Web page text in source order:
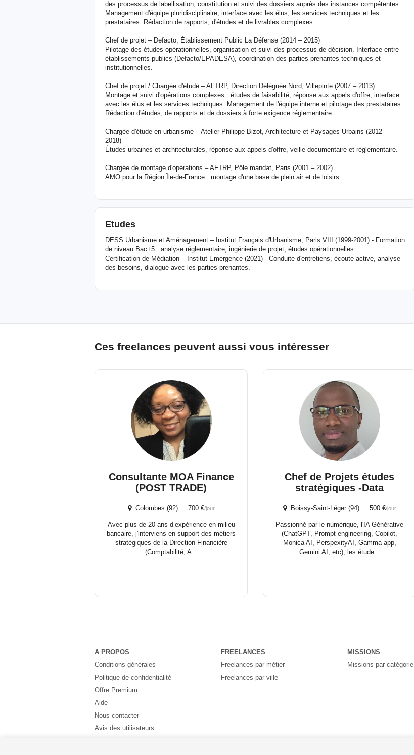
des processus de labellisation, constitution et suivi des dossiers auprès des instances compétentes.
Management d'équipe pluridisciplinaire, interface avec les élus, les services techniques et les
prestataires. Rédaction de rapports, d'études et de livrables complexes.
Chef de projet – Defacto, Établissement Public La Défense (2014 – 2015)
Pilotage des études opérationnelles, organisation et suivi des processus de décision. Interface entre
établissements publics (Defacto/EPADESA), coordination des parties prenantes techniques et
institutionnelles.
Chef de projet / Chargée d'étude – AFTRP, Direction Déléguée Nord, Villepinte (2007 – 2013)
Montage et suivi d'opérations complexes : études de faisabilité, réponse aux appels d'offre, interface
avec les élus et les services techniques. Management de l'équipe interne et pilotage des prestataires.
Rédaction d'études, de rapports et de dossiers à forte exigence réglementaire.
Chargée d'étude en urbanisme – Atelier Philippe Bizot, Architecture et Paysages Urbains (2012 –
2018)
Études urbaines et architecturales, réponse aux appels d'offre, veille documentaire et réglementaire.
Chargée de montage d'opérations – AFTRP, Pôle mandat, Paris (2001 – 2002)
AMO pour la Région Île-de-France : montage d'une base de plein air et de loisirs.
Etudes
DESS Urbanisme et Aménagement – Institut Français d'Urbanisme, Paris VIII (1999-2001) - Formation
de niveau Bac+5 : analyse réglementaire, ingénierie de projet, études opérationnelles.
Certification de Médiation – Institut Emergence (2021) - Conduite d'entretiens, écoute active, analyse
des besoins, dialogue avec les parties prenantes.
Ces freelances peuvent aussi vous intéresser
Consultante MOA Finance
(POST TRADE)
Colombes (92) 700 €/jour
Avec plus de 20 ans d’expérience en milieu
bancaire, j'interviens en support des métiers
stratégiques de la Direction Financière
(Comptabilité, A...
Chef de Projets études
stratégiques -Data
Boissy-Saint-Léger (94) 500 €/jour
Passionné par le numérique, l'IA Générative
(ChatGPT, Prompt engineering, Copilot,
Monica AI, PerspexityAI, Gamma app,
Gemini AI, etc), les étude...
A PROPOS
Conditions générales
Politique de confidentialité
Offre Premium
Aide
Nous contacter
Avis des utilisateurs
Partenaires
FREELANCES
Freelances par métier
Freelances par ville
MISSIONS
Missions par catégorie